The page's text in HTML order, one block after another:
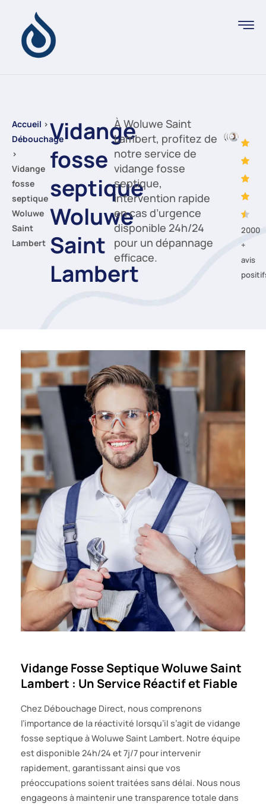
Accueil ›
Débouchage
›
Vidange
fosse
septique
Woluwe
Saint
Lambert
Vidange
fosse
septique
Woluwe
Saint
Lambert
À Woluwe Saint
Lambert, profitez de
notre service de
vidange fosse
septique,
intervention rapide
en cas d’urgence
disponible 24h/24
pour un dépannage
efficace.
2000
+
avis
Vidange Fosse Septique Woluwe Saint
Lambert : Un Service Réactif et Fiable
Chez Débouchage Direct, nous comprenons
l’importance de la réactivité lorsqu’il s’agit de vidange
fosse septique à Woluwe Saint Lambert. Notre équipe
est disponible 24h/24 et 7j/7 pour intervenir
rapidement, garantissant ainsi que vos
préoccupations soient traitées sans délai. Nous nous
engageons à maintenir une transparence totale dans